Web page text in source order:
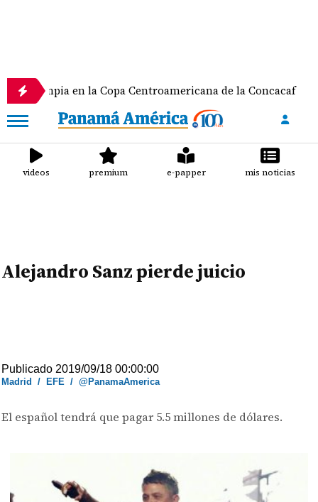
Olimpia en la Copa Centroamericana de la Concacaf
videos premium e-papper mis noticias
Alejandro Sanz pierde juicio
Publicado 2019/09/18 00:00:00
Madrid / EFE /@PanamaAmerica
El español tendrá que pagar 5.5 millones de dólares.